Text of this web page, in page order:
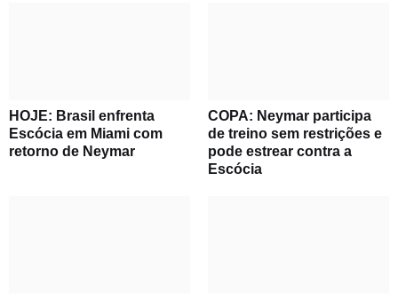
HOJE: Brasil enfrenta
Escócia em Miami com
retorno de Neymar
COPA: Neymar participa
de treino sem restrições e
pode estrear contra a
Escócia